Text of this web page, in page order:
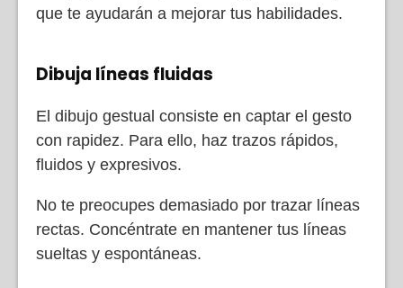
que te ayudarán a mejorar tus habilidades.
Dibuja líneas fluidas
El dibujo gestual consiste en captar el gesto
con rapidez. Para ello, haz trazos rápidos,
fluidos y expresivos.
No te preocupes demasiado por trazar líneas
rectas. Concéntrate en mantener tus líneas
sueltas y espontáneas.